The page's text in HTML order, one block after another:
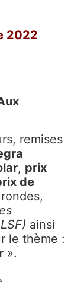
2022
remises
, prix
de
ainsi
le thème :
».